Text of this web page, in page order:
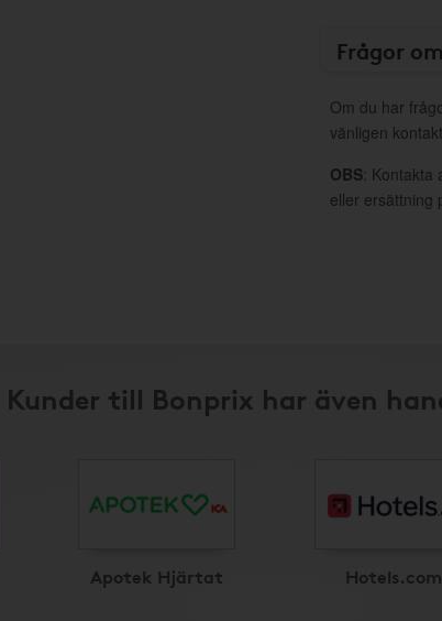
Frågor
Om du har
vänligen
OBS: Kontakta
eller ersättning
Kunder till Bonprix har även
Apotek Hjärtat Hotels.com